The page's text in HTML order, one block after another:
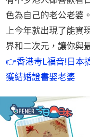
色為自己的老公老婆
上今年就出現了能實
界和二次元，讓你與
👉香港毒L福音!日本
獲結婚證書娶老婆